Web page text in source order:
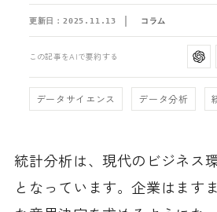
更新日： 2025.11.13 コラム
この記事をAIで要約する
データサイエンス データ分析
統計分析は、現代のビジネス
となっています。企業はます